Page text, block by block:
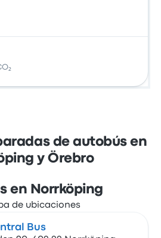
de autobús en
y Örebro
en Norrköping
Bus